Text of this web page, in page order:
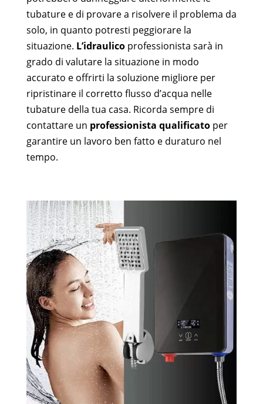
tubature e di provare a risolvere il problema da
solo, in quanto potresti peggiorare la
situazione. L’idraulico professionista sarà in
grado di valutare la situazione in modo
accurato e offrirti la soluzione migliore per
ripristinare il corretto flusso d’acqua nelle
tubature della tua casa. Ricorda sempre di
contattare un professionista qualificato per
garantire un lavoro ben fatto e duraturo nel
tempo.